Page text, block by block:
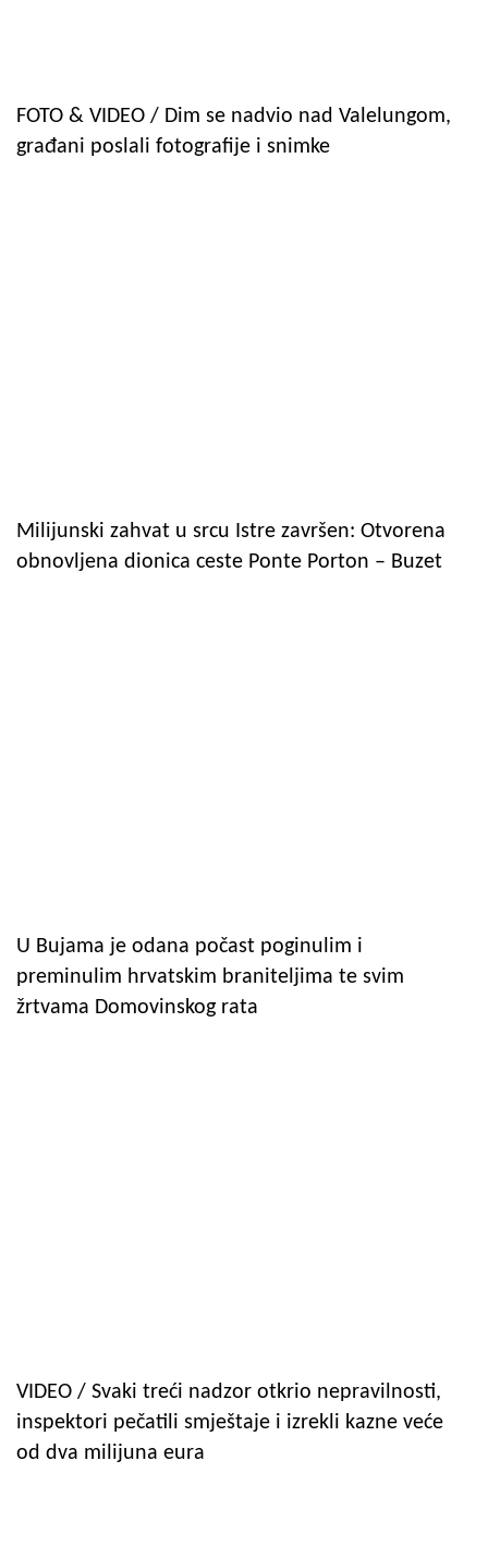
FOTO & VIDEO / Dim se nadvio nad Valelungom,
građani poslali fotografije i snimke
Milijunski zahvat u srcu Istre završen: Otvorena
obnovljena dionica ceste Ponte Porton – Buzet
U Bujama je odana počast poginulim i
preminulim hrvatskim braniteljima te svim
žrtvama Domovinskog rata
VIDEO / Svaki treći nadzor otkrio nepravilnosti,
inspektori pečatili smještaje i izrekli kazne veće
od dva milijuna eura